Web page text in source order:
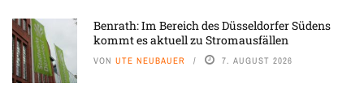
Benrath: Im Bereich des Düsseldorfer Südens
kommt es aktuell zu Stromausfällen
VON UTE NEUBAUER 7. AUGUST 2026